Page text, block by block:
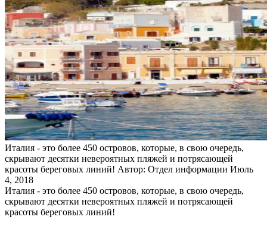
Италия - это более 450 островов, которые, в свою очередь,
скрывают десятки невероятных пляжей и потрясающей
красоты береговых линий! Автор: Отдел информации Июль
4, 2018
Италия - это более 450 островов, которые, в свою очередь,
скрывают десятки невероятных пляжей и потрясающей
красоты береговых линий!